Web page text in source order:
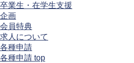
卒業生・在学生支援
企画
会員特典
求人について
各種申請
各種申請 top